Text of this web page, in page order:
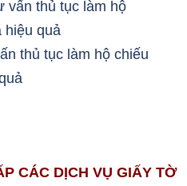
vấn thủ tục làm hộ
hiệu quả
thủ tục làm hộ chiếu
CÁC DỊCH VỤ GIẤY TỜ